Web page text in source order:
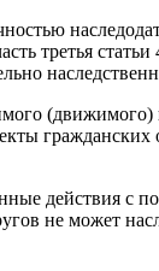
третья
действия с
не может